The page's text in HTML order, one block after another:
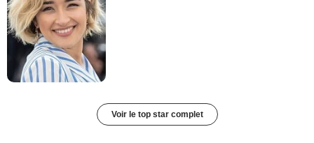
Voir le top star complet